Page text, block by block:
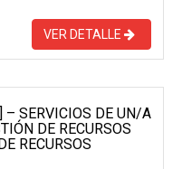
VER DETALLE
SERVICIOS DE UN/A
DE RECURSOS
RECURSOS